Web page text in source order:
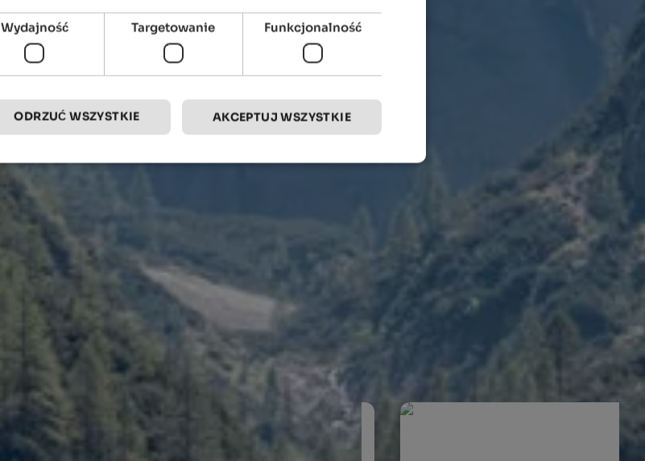
Wydajność Targetowanie Funkcjonalność
AKCEPTUJ WSZYSTKIE
ODRZUĆ WSZYSTKIE